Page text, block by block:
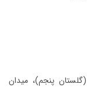
پنجم)، میدان